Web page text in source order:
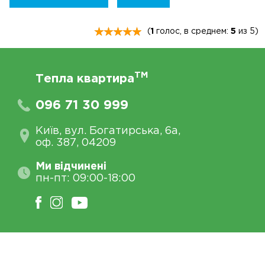
(1 голос, в среднем: 5 из 5)
Тепла квартираTM
096 71 30 999
Київ, вул. Богатирська, 6а,
оф. 387, 04209
Ми відчинені
пн-пт: 09:00-18:00